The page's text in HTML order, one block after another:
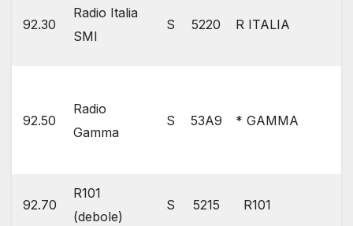
92.30
Radio Italia
SMI
S 5220 R ITALIA
92.50
Radio
Gamma
S 53A9 * GAMMA
92.70
R101
(debole)
S 5215 R101